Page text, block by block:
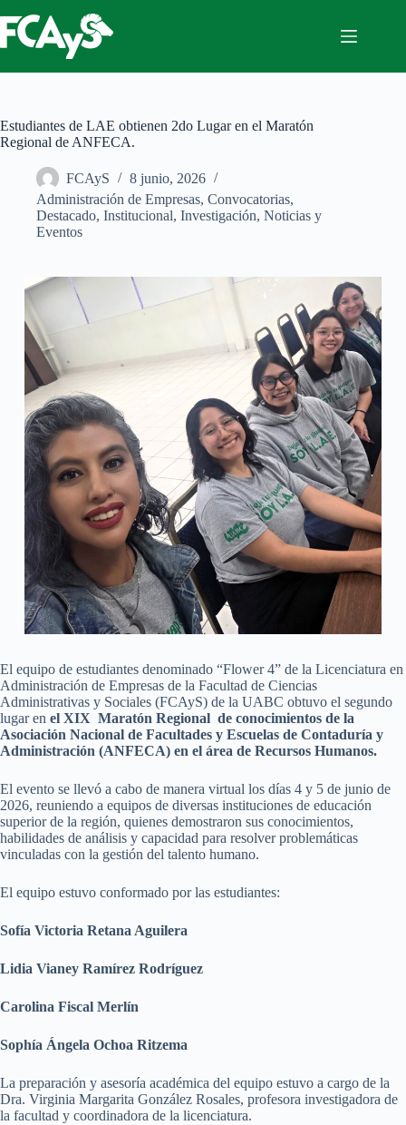
al
contenido
Estudiantes de LAE obtienen 2do Lugar en el Maratón
Regional de ANFECA.
FCAyS
8 junio, 2026
Administración de Empresas, Convocatorias,
Destacado, Institucional, Investigación, Noticias y
Eventos
El equipo de estudiantes denominado “Flower 4” de la Licenciatura en
Administración de Empresas de la Facultad de Ciencias
Administrativas y Sociales (FCAyS) de la UABC obtuvo el segundo
lugar en el XIX Maratón Regional de conocimientos de la
Asociación Nacional de Facultades y Escuelas de Contaduría y
Administración (ANFECA) en el área de Recursos Humanos.
El evento se llevó a cabo de manera virtual los días 4 y 5 de junio de
2026, reuniendo a equipos de diversas instituciones de educación
superior de la región, quienes demostraron sus conocimientos,
habilidades de análisis y capacidad para resolver problemáticas
vinculadas con la gestión del talento humano.
El equipo estuvo conformado por las estudiantes:
Sofía Victoria Retana Aguilera
Lidia Vianey Ramírez Rodríguez
Carolina Fiscal Merlín
Sophía Ángela Ochoa Ritzema
La preparación y asesoría académica del equipo estuvo a cargo de la
Dra. Virginia Margarita González Rosales, profesora investigadora de
la facultad y coordinadora de la licenciatura.